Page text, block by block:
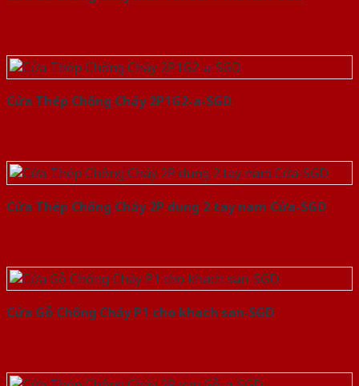
Cửa Thép Chống Cháy 2P1G2-a-SGD
Cửa Thép Chống Cháy 2P dung 2 tay nam Cửa-SGD
Cửa Gỗ Chống Cháy P1 cho khach san-SGD